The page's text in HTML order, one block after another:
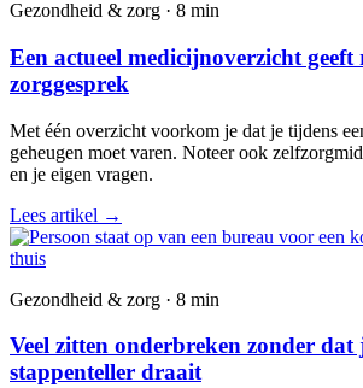
Gezondheid & zorg · 8 min
Een actueel medicijnoverzicht geeft
zorggesprek
Met één overzicht voorkom je dat je tijdens
geheugen moet varen. Noteer ook
en je eigen vragen.
Lees artikel →
Gezondheid & zorg · 8 min
Veel zitten onderbreken zonder dat
stappenteller draait